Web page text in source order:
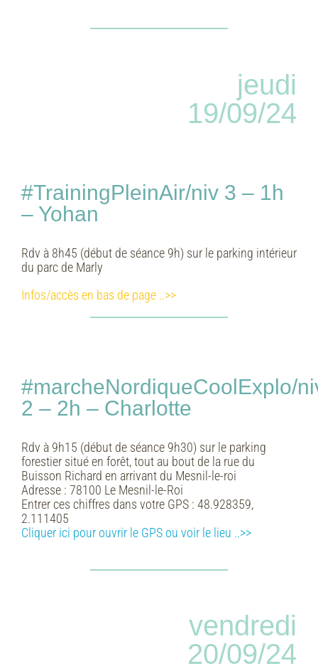
jeudi
19/09/24
#TrainingPleinAir/niv 3 – 1h
– Yohan
Rdv à 8h45 (début de séance 9h) sur le parking intérieur
du parc de Marly
Infos/accès en bas de page ..>>
#marcheNordiqueCoolExplo/
2 – 2h – Charlotte
Rdv à 9h15 (début de séance 9h30) sur le parking
forestier situé en forêt, tout au bout de la rue du
Buisson Richard en arrivant du Mesnil-le-roi
Adresse : 78100 Le Mesnil-le-Roi
Entrer ces chiffres dans votre GPS : 48.928359,
2.111405
Cliquer ici pour ouvrir le GPS ou voir le lieu ..>>
vendredi
20/09/24